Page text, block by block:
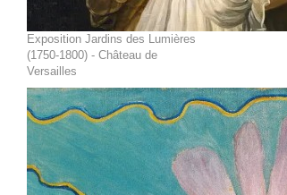
Exposition Jardins des Lumières
(1750-1800) - Château de
Versailles